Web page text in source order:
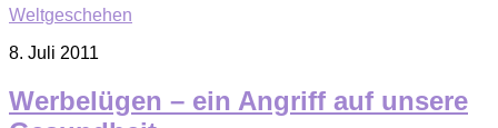
Weltgeschehen
8. Juli 2011
Werbelügen – ein Angriff auf unsere